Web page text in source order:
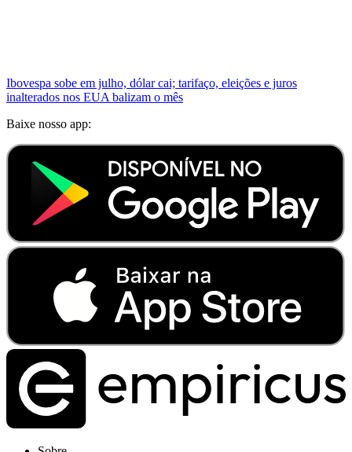
Ibovespa sobe em julho, dólar cai; tarifaço, eleições e juros
inalterados nos EUA balizam o mês
Baixe nosso app: